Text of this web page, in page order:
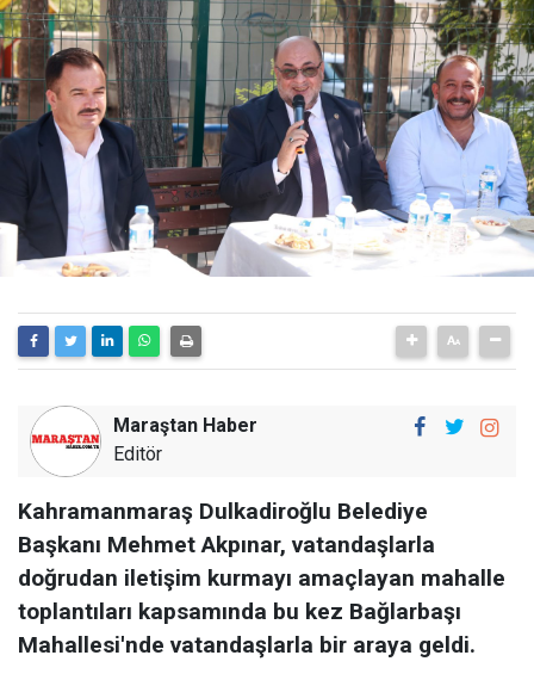
Maraştan Haber
Editör
Kahramanmaraş Dulkadiroğlu Belediye
Başkanı Mehmet Akpınar, vatandaşlarla
doğrudan iletişim kurmayı amaçlayan mahalle
toplantıları kapsamında bu kez Bağlarbaşı
Mahallesi'nde vatandaşlarla bir araya geldi.